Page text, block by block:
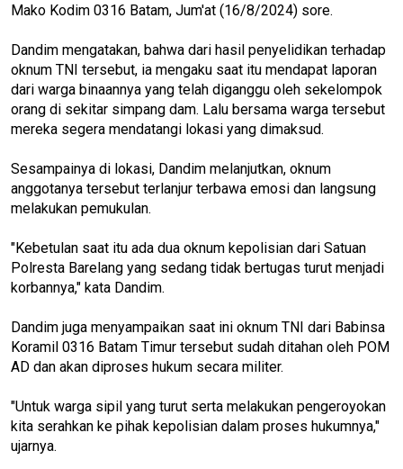
Mako Kodim 0316 Batam, Jum'at (16/8/2024) sore.
Dandim mengatakan, bahwa dari hasil penyelidikan terhadap
oknum TNI tersebut, ia mengaku saat itu mendapat laporan
dari warga binaannya yang telah diganggu oleh sekelompok
orang di sekitar simpang dam. Lalu bersama warga tersebut
mereka segera mendatangi lokasi yang dimaksud.
Sesampainya di lokasi, Dandim melanjutkan, oknum
anggotanya tersebut terlanjur terbawa emosi dan langsung
melakukan pemukulan.
"Kebetulan saat itu ada dua oknum kepolisian dari Satuan
Polresta Barelang yang sedang tidak bertugas turut menjadi
korbannya," kata Dandim.
Dandim juga menyampaikan saat ini oknum TNI dari Babinsa
Koramil 0316 Batam Timur tersebut sudah ditahan oleh POM
AD dan akan diproses hukum secara militer.
"Untuk warga sipil yang turut serta melakukan pengeroyokan
kita serahkan ke pihak kepolisian dalam proses hukumnya,"
ujarnya.